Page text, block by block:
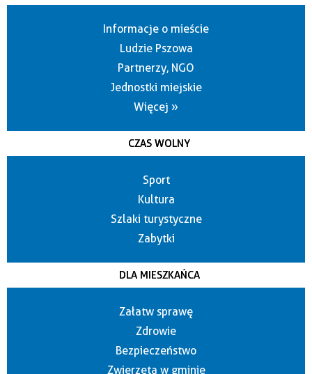
Informacje o mieście
Ludzie Pszowa
Partnerzy, NGO
Jednostki miejskie
Więcej »
CZAS WOLNY
Sport
Kultura
Szlaki turystyczne
Zabytki
DLA MIESZKAŃCA
Załatw sprawę
Zdrowie
Bezpieczeństwo
Zwierzęta w gminie